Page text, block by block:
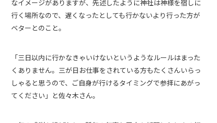
なイメージがありますが、先述したように神社は神様を宿しに
行く場所なので、遅くなったとしても行かないより行った方が
ベターとのこと。
「三日以内に行かなきゃいけないというようなルールはまった
くありません。三が日お仕事をされている方もたくさんいらっ
しゃると思うので、ご自身が行けるタイミングで参拝にあがっ
てください」と佐々木さん。